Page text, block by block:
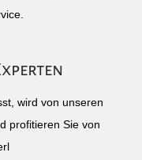
wird von unseren
profitieren Sie von